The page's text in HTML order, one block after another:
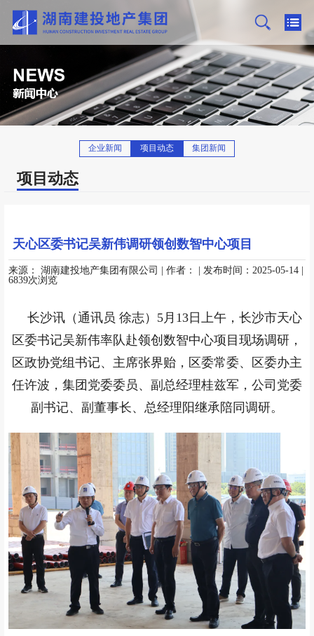
项目动态
企业新闻 项目动态 集团新闻
天心区委书记吴新伟调研领创数智中心项目
来源： 湖南建投地产集团有限公司 | 作者： | 发布时间：2025-05-14
6839次浏览
长沙讯（通讯员 徐志）5月13日上午，长沙市天心
区委书记吴新伟率队赴领创数智中心项目现场调研，
区政协党组书记、主席张界贻，区委常委、区委办主
任许波，集团党委委员、副总经理桂兹军，公司党委
副书记、副董事长、总经理阳继承陪同调研。